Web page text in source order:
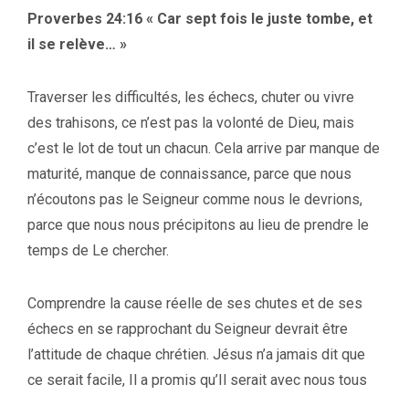
Proverbes 24:16 « Car sept fois le juste tombe, et
il se relève… »
Traverser les difficultés, les échecs, chuter ou vivre
des trahisons, ce n’est pas la volonté de Dieu, mais
c’est le lot de tout un chacun. Cela arrive par manque de
maturité, manque de connaissance, parce que nous
n’écoutons pas le Seigneur comme nous le devrions,
parce que nous nous précipitons au lieu de prendre le
temps de Le chercher.
Comprendre la cause réelle de ses chutes et de ses
échecs en se rapprochant du Seigneur devrait être
l’attitude de chaque chrétien. Jésus n’a jamais dit que
ce serait facile, Il a promis qu’Il serait avec nous tous